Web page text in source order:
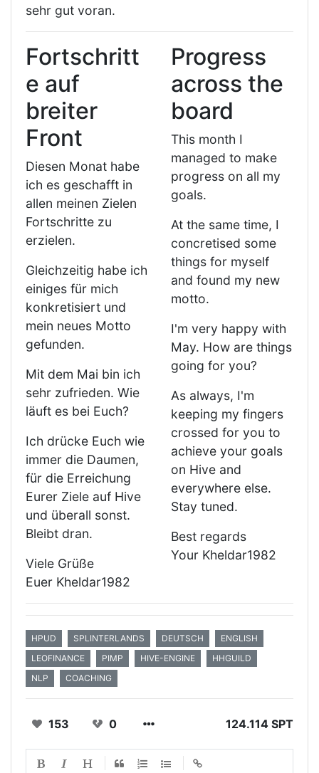
sehr gut voran.
Fortschritt
e auf
breiter
Front
Diesen Monat habe
ich es geschafft in
allen meinen Zielen
Fortschritte zu
erzielen.
Gleichzeitig habe ich
einiges für mich
konkretisiert und
mein neues Motto
gefunden.
Mit dem Mai bin ich
sehr zufrieden. Wie
läuft es bei Euch?
Ich drücke Euch wie
immer die Daumen,
für die Erreichung
Eurer Ziele auf Hive
und überall sonst.
Bleibt dran.
Viele Grüße
Euer Kheldar1982
Progress
across the
board
This month I
managed to make
progress on all my
goals.
At the same time, I
concretised some
things for myself
and found my new
motto.
I'm very happy with
May. How are things
going for you?
As always, I'm
keeping my fingers
crossed for you to
achieve your goals
on Hive and
everywhere else.
Stay tuned.
Best regards
Your Kheldar1982
HPUD SPLINTERLANDS DEUTSCH
ENGLISH
LEOFINANCE
PIMP HIVE-ENGINE
HHGUILD
NLP
COACHING
153 0 124.114 SPT